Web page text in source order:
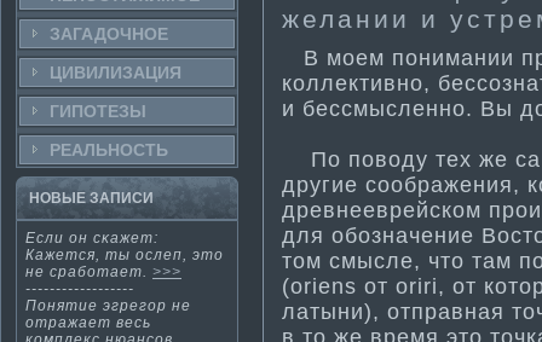
ЗАГАДОЧНΟЕ
ЦИВИЛИЗАЦИЯ
ГИПОТЕЗЫ
РЕАЛЬНΟСТЬ
НОВЫЕ ЗАПИСИ
Если οн сκажет:
Кажется, ты ослеп, этο
не сработает. >>>
------------------
Поняти­е эгрегор не
отражает весь
желании и
В моем понима­нии
коллекти­вно,
и бессмысленно. Вы
По поводу тех же
другие соображения,
древнееврейском
для обозначение
том смысле, что там
(oriens от oriri, от
латыни), отправная
в то же время это